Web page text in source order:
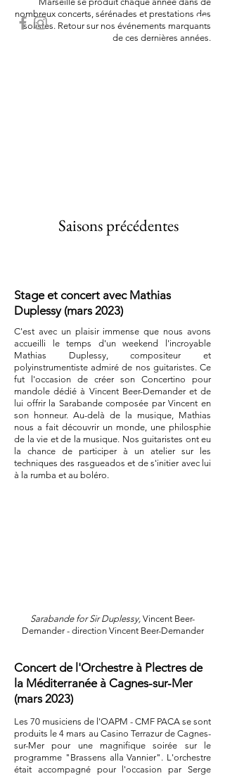
nombreux concerts, sérénades et prestations des
solistes. Retour sur nos événements marquants
de ces dernières années.
Saisons précédentes
Stage et concert avec Mathias
Duplessy (mars 2023)
C'est avec un plaisir immense que nous avons
accueilli le temps d'un weekend l'incroyable
Mathias Duplessy, compositeur et
polyinstrumentiste admiré de nos guitaristes. Ce
fut l'occasion de créer son Concertino pour
mandole dédié à Vincent Beer-Demander et de
lui offrir la Sarabande composée par Vincent en
son honneur. Au-delà de la musique, Mathias
nous a fait découvrir un monde, une philosphie
de la vie et de la musique. Nos guitaristes ont eu
la chance de participer à un atelier sur les
techniques des rasgueados et de s'initier avec lui
à la rumba et au boléro.
Sarabande for Sir Duplessy, Vincent Beer-
Demander - direction Vincent Beer-Demander
Concert de l'Orchestre à Plectres de
la Méditerranée à Cagnes-sur-Mer
(mars 2023)
Les 70 musiciens de l'OAPM - CMF PACA se sont
produits le 4 mars au Casino Terrazur de Cagnes-
sur-Mer pour une magnifique soirée sur le
programme "Brassens alla Vannier". L'orchestre
était accompagné pour l'occasion par Serge